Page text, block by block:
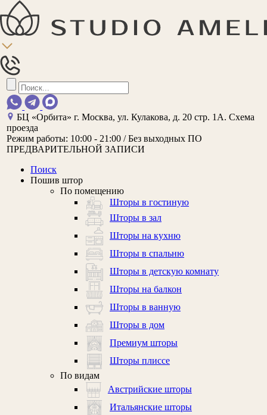
БЦ «Орбита»г. Москва, ул. Кулакова, д. 20 стр. 1А. Схема
проезда
Режим работы: 10:00 - 21:00 / Без выходных ПО
ПРЕДВАРИТЕЛЬНОЙ ЗАПИСИ
Поиск
Пошив штор
По помещению
Шторы в гостиную
Шторы в зал
Шторы на кухню
Шторы в спальню
Шторы в детскую комнату
Шторы на балкон
Шторы в ванную
Шторы в дом
Премиум шторы
Шторы плиссе
По видам
Австрийские шторы
Итальянские шторы